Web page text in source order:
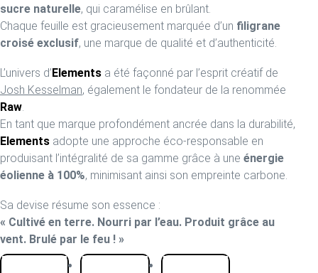
sucre naturelle, qui caramélise en brûlant.
Chaque feuille est gracieusement marquée d’un filigrane
croisé exclusif, une marque de qualité et d’authenticité.
L’univers d’ Elements a été façonné par l’esprit créatif de
Josh Kesselman, également le fondateur de la renommée
Raw.
En tant que marque profondément ancrée dans la durabilité,
Elements adopte une approche éco-responsable en
produisant l’intégralité de sa gamme grâce à une énergie
éolienne à 100%, minimisant ainsi son empreinte carbone.
Sa devise résume son essence :
« Cultivé en terre. Nourri par l’eau. Produit grâce au
vent. Brulé par le feu ! »